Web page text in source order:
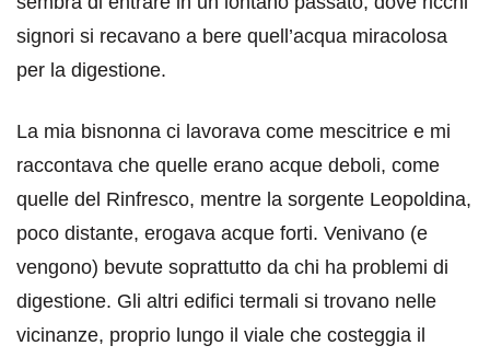
signori si recavano a bere quell’acqua miracolosa
per la digestione.
La mia bisnonna ci lavorava come mescitrice e mi
raccontava che quelle erano acque deboli, come
quelle del Rinfresco, mentre la sorgente Leopoldina,
poco distante, erogava acque forti. Venivano (e
vengono) bevute soprattutto da chi ha problemi di
digestione. Gli altri edifici termali si trovano nelle
vicinanze, proprio lungo il viale che costeggia il